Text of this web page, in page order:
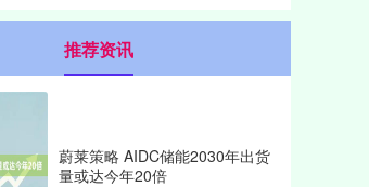
推荐资讯
蔚莱策略 AIDC储能2030年出货
量或达今年20倍